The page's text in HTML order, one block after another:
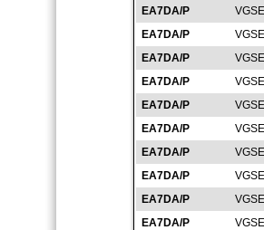
EA7DA/P
EA7DA/P
EA7DA/P
EA7DA/P
EA7DA/P
EA7DA/P
EA7DA/P
EA7DA/P
EA7DA/P
EA7DA/P